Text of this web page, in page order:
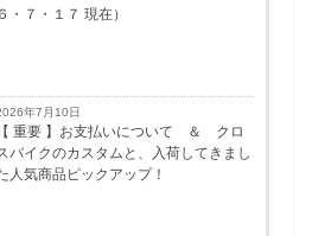
６・７・１７ 現在）
年7月10日
【 重要 】お支払いについて ＆ クロ
バイクのカスタムと、入荷してきまし
人気商品ピックアップ！